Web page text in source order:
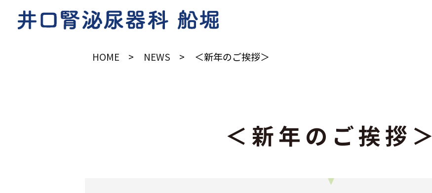
HOME NEWS ＜新年のご挨拶＞
＜新年のご挨拶＞